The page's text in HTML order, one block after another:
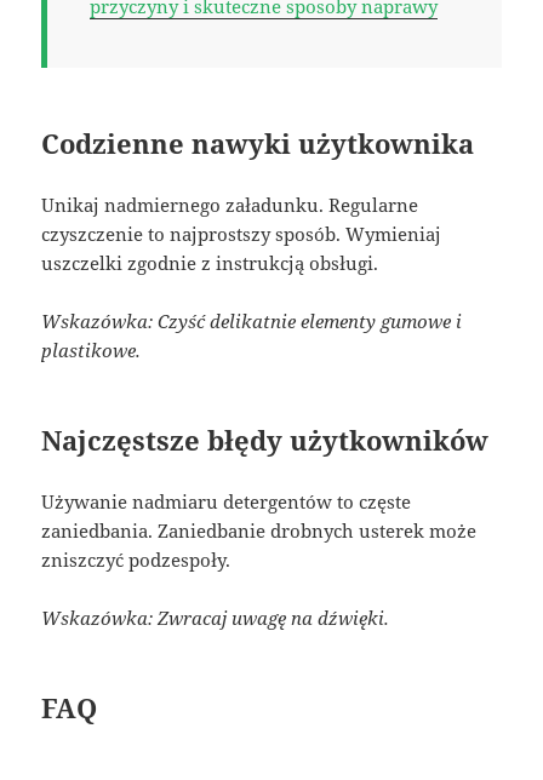
przyczyny i skuteczne sposoby naprawy
Codzienne nawyki użytkownika
Unikaj nadmiernego załadunku. Regularne
czyszczenie to najprostszy sposób. Wymieniaj
uszczelki zgodnie z instrukcją obsługi.
Wskazówka: Czyść delikatnie elementy gumowe i
plastikowe.
Najczęstsze błędy użytkowników
Używanie nadmiaru detergentów to częste
zaniedbania. Zaniedbanie drobnych usterek może
zniszczyć podzespoły.
Wskazówka: Zwracaj uwagę na dźwięki.
FAQ